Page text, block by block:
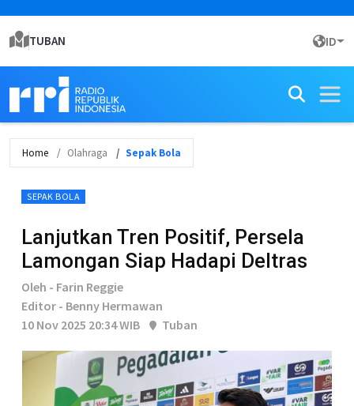
TUBAN ID
Home Olahraga Sepak Bola
SEPAK BOLA
Lanjutkan Tren Positif, Persela
Lamongan Siap Hadapi Deltras
Oleh - Farin Reggie
Editor - Benny Hermawan
10 Nov 2025 20:34 WIB
Tuban